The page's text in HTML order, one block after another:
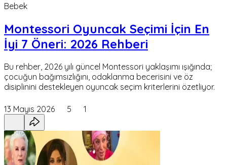
Bebek
Montessori Oyuncak Seçimi İçin En
İyi 7 Öneri: 2026 Rehberi
Bu rehber, 2026 yılı güncel Montessori yaklaşımı ışığında;
çocuğun bağımsızlığını, odaklanma becerisini ve öz
disiplinini destekleyen oyuncak seçim kriterlerini özetliyor.
13 Mayıs 2026 5 1